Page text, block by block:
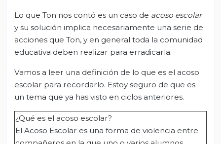
Lo que Ton nos contó es un caso de acoso escolar
y su solución implica necesariamente una serie de
acciones que Ton, y en general toda la comunidad
educativa deben realizar para erradicarla.
Vamos a leer una definición de lo que es el acoso
escolar para recordarlo. Estoy seguro de que es
un tema que ya has visto en ciclos anteriores.
¿Qué es el acoso escolar?
El Acoso Escolar es una forma de violencia entre